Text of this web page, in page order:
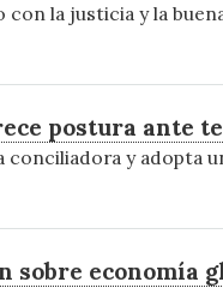
con la justicia y la
postura ante
conciliadora y
sobre economía